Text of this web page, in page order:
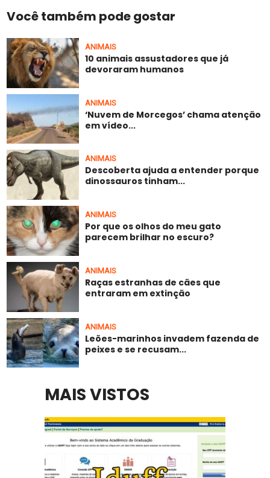
Você também pode gostar
ANIMAIS
10 animais assustadores que já
devoraram humanos
ANIMAIS
‘Nuvem de Morcegos’ chama atenção
em vídeo...
ANIMAIS
Descoberta ajuda a entender porque
dinossauros tinham...
ANIMAIS
Por que os olhos do meu gato
parecem brilhar no escuro?
ANIMAIS
Raças estranhas de cães que
entraram em extinção
ANIMAIS
Leões-marinhos invadem fazenda de
peixes e se recusam...
MAIS VISTOS